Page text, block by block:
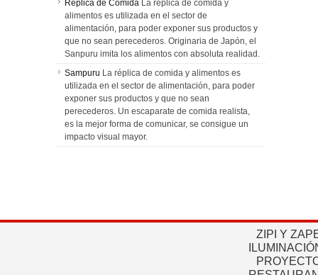
Replica de Comida La réplica de comida y
alimentos es utilizada en el sector de
alimentación, para poder exponer sus productos y
que no sean perecederos. Originaria de Japón, el
Sanpuru imita los alimentos con absoluta realidad.
Sampuru La réplica de comida y alimentos es
utilizada en el sector de alimentación, para poder
exponer sus productos y que no sean
perecederos. Un escaparate de comida realista,
es la mejor forma de comunicar, se consigue un
impacto visual mayor.
ZIPI Y